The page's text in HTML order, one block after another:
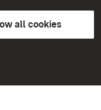
all cookies
Wuerttemberg